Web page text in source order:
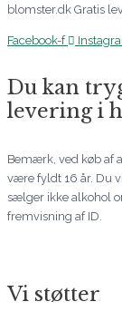
blomster.dk Gratis
Facebook-f
Du kan
levering i
Bemærk, ved køb af
være fyldt 16 år. Du
sælger ikke alkohol
fremvisning af ID.
Vi støtter